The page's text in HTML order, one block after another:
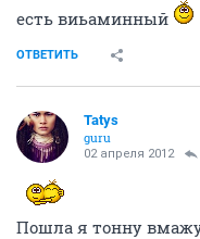
есть виьаминный
ОТВЕТИТЬ
Tatys
guru
02 апреля 2012
Пошла я тонну